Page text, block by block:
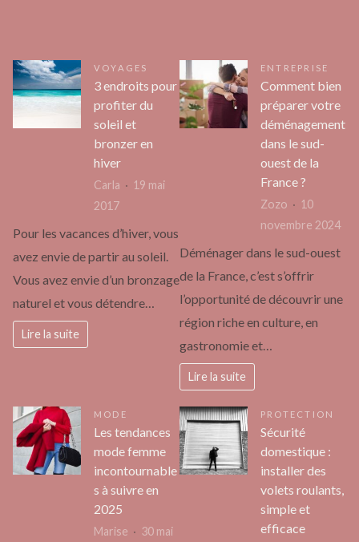
VOYAGES
3 endroits pour
profiter du
soleil et
bronzer en
hiver
Carla
19 mai
2017
Pour les vacances d’hiver, vous
avez envie de partir au soleil.
Vous avez envie d’un bronzage
naturel et vous détendre…
Lire la suite
ENTREPRISE
Comment bien
préparer votre
déménagement
dans le sud-
ouest de la
France ?
Zozo
10
novembre 2024
Déménager dans le sud-ouest
de la France, c’est s’offrir
l’opportunité de découvrir une
région riche en culture, en
gastronomie et…
Lire la suite
MODE
Les tendances
mode femme
incontournable
s à suivre en
2025
Marise 30 mai
PROTECTION
Sécurité
domestique :
installer des
volets roulants,
simple et
efficace